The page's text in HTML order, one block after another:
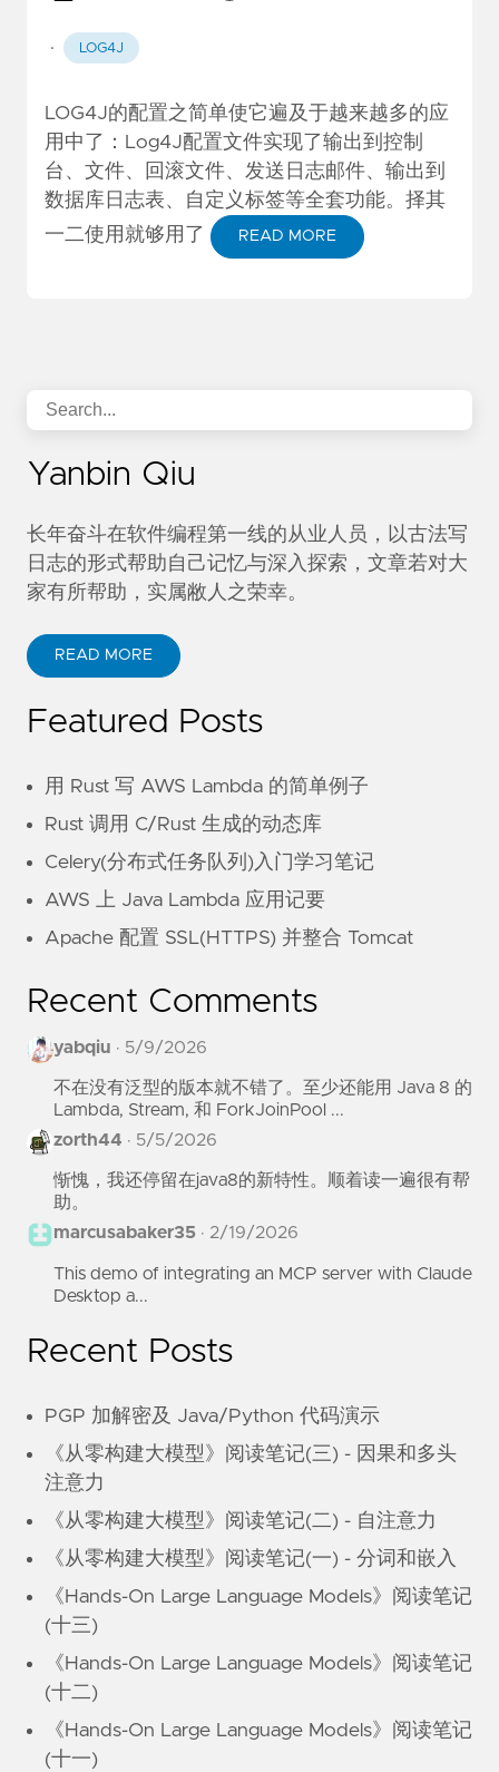
· LOG4J
LOG4J的配置之简单使它遍及于越来越多的应
用中了：Log4J配置文件实现了输出到控制
台、文件、回滚文件、发送日志邮件、输出到
数据库日志表、自定义标签等全套功能。择其
一二使用就够用了
READ MORE
Yanbin Qiu
长年奋斗在软件编程第一线的从业人员，以古法写
日志的形式帮助自己记忆与深入探索，文章若对大
家有所帮助，实属敝人之荣幸。
READ MORE
Featured Posts
用 Rust 写 AWS Lambda 的简单例子
Rust 调用 C/Rust 生成的动态库
Celery(分布式任务队列)入门学习笔记
AWS 上 Java Lambda 应用记要
Apache 配置 SSL(HTTPS) 并整合 Tomcat
Recent Comments
yabqiu · 5/9/2026
不在没有泛型的版本就不错了。至少还能用 Java 8 的
Lambda, Stream, 和 ForkJoinPool ...
zorth44 · 5/5/2026
惭愧，我还停留在java8的新特性。顺着读一遍很有帮
助。
marcusabaker35 · 2/19/2026
This demo of integrating an MCP server with Claude
Desktop a...
Recent Posts
PGP 加解密及 Java/Python 代码演示
《从零构建大模型》阅读笔记(三) - 因果和多头
注意力
《从零构建大模型》阅读笔记(二) - 自注意力
《从零构建大模型》阅读笔记(一) - 分词和嵌入
《Hands-On Large Language Models》阅读笔记
(十三)
《Hands-On Large Language Models》阅读笔记
(十二)
《Hands-On Large Language Models》阅读笔记
(十一)